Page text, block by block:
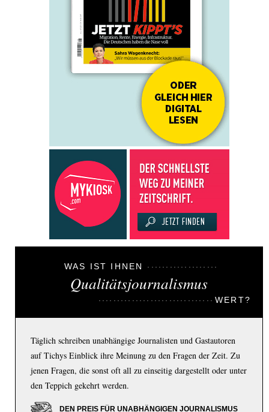
WAS IST IHNEN
Qualitätsjournalismus
WERT?
Täglich schreiben unabhängige Journalisten und Gastautoren
auf Tichys Einblick ihre Meinung zu den Fragen der Zeit. Zu
jenen Fragen, die sonst oft all zu einseitig dargestellt oder unter
den Teppich gekehrt werden.
DEN PREIS FÜR UNABHÄNGIGEN JOURNALISMUS